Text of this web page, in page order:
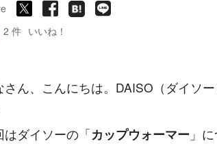
2 件 いいね！
さん、こんにちは。DAISO（ダイソ
はダイソーの「カップウォーマー 」